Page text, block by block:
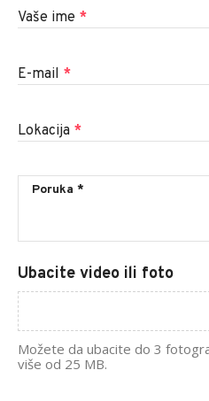
Vaše ime *
E-mail *
Lokacija *
Ubacite video ili foto
Možete da ubacite do 3
više od 25 MB.